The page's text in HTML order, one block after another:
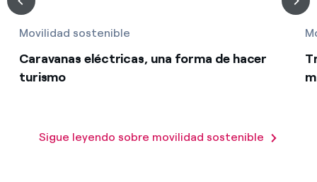
Movilidad sostenible
Caravanas eléctricas, una forma de hacer
turismo
Sigue leyendo sobre movilidad sostenible